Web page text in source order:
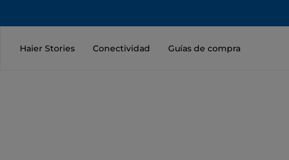
Haier Stories Conectividad Guías de compra